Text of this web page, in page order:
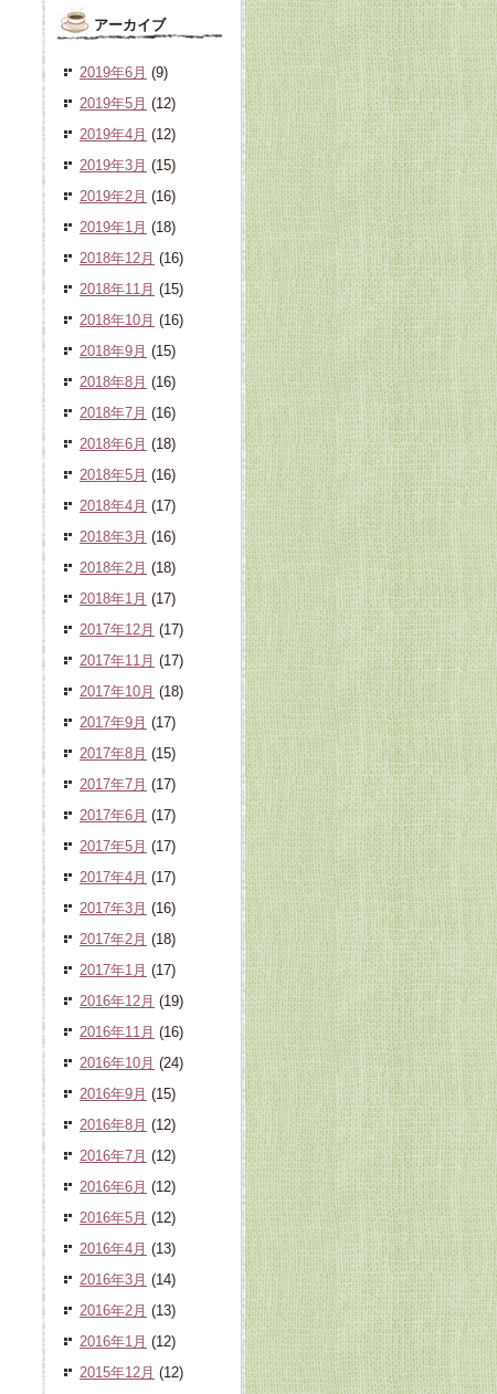
アーカイブ
2019年6月 (9)
2019年5月 (12)
2019年4月 (12)
2019年3月 (15)
2019年2月 (16)
2019年1月 (18)
2018年12月 (16)
2018年11月 (15)
2018年10月 (16)
2018年9月 (15)
2018年8月 (16)
2018年7月 (16)
2018年6月 (18)
2018年5月 (16)
2018年4月 (17)
2018年3月 (16)
2018年2月 (18)
2018年1月 (17)
2017年12月 (17)
2017年11月 (17)
2017年10月 (18)
2017年9月 (17)
2017年8月 (15)
2017年7月 (17)
2017年6月 (17)
2017年5月 (17)
2017年4月 (17)
2017年3月 (16)
2017年2月 (18)
2017年1月 (17)
2016年12月 (19)
2016年11月 (16)
2016年10月 (24)
2016年9月 (15)
2016年8月 (12)
2016年7月 (12)
2016年6月 (12)
2016年5月 (12)
2016年4月 (13)
2016年3月 (14)
2016年2月 (13)
2016年1月 (12)
2015年12月 (12)